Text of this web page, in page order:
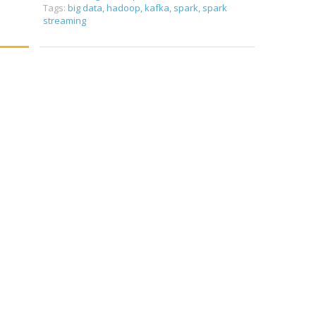
Tags: big data,hadoop,kafka, spark, spark
streaming